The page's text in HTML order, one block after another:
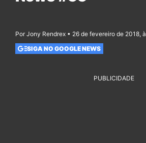
Por Jony Rendrex • 26 de fevereiro de 2018,
SIGA NO GOOGLE NEWS
PUBLICIDADE